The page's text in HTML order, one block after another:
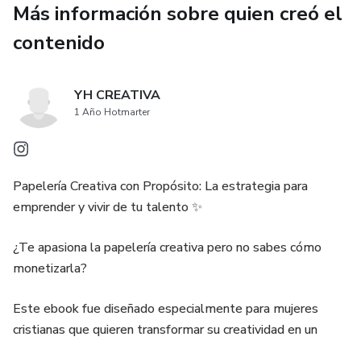
Más información sobre quien creó el
contenido
YH CREATIVA
1 Año Hotmarter
Papelería Creativa con Propósito: La estrategia para
emprender y vivir de tu talento ✨
¿Te apasiona la papelería creativa pero no sabes cómo
monetizarla?
Este ebook fue diseñado especialmente para mujeres
cristianas que quieren transformar su creatividad en un